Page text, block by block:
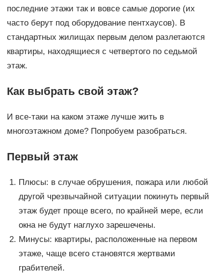
последние этажи так и вовсе самые дорогие (их
часто берут под оборудование пентхаусов). В
стандартных жилищах первым делом разлетаются
квартиры, находящиеся с четвертого по седьмой
этаж.
Как выбрать свой этаж?
И все-таки на каком этаже лучше жить в
многоэтажном доме? Попробуем разобраться.
Первый этаж
Плюсы: в случае обрушения, пожара или любой
другой чрезвычайной ситуации покинуть первый
этаж будет проще всего, по крайней мере, если
окна не будут наглухо зарешечены.
Минусы: квартиры, расположенные на первом
этаже, чаще всего становятся жертвами
грабителей.